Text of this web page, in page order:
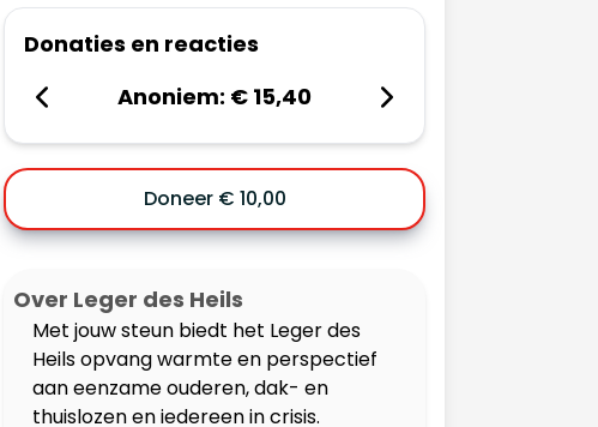
Donaties en reacties
Anoniem: € 15,40
Doneer € 10,00
Over Leger des Heils
Met jouw steun biedt het Leger des
Heils opvang warmte en perspectief
aan eenzame ouderen, dak- en
thuislozen en iedereen in crisis.